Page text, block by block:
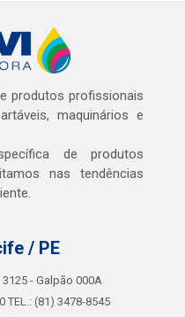
produtos profissionais
maquinários e
de produtos
nas tendências
/ PE
3125 - Galpão 000A
TEL.: (81) 3478-8545